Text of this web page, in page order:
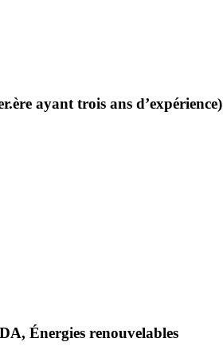
ayant trois ans d’expérience)
Énergies renouvelables